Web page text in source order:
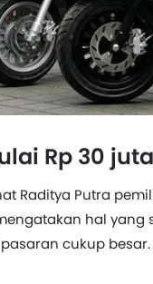
Rp 30
Raditya Putra
hal yang
cukup